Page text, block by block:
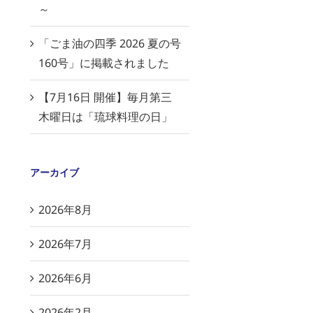
～
「ごま油の四季 2026 夏の号
160号」に掲載されました
【7月16日 開催】毎月第三
木曜日は「琉球料理の日」
アーカイブ
2026年8月
2026年7月
2026年6月